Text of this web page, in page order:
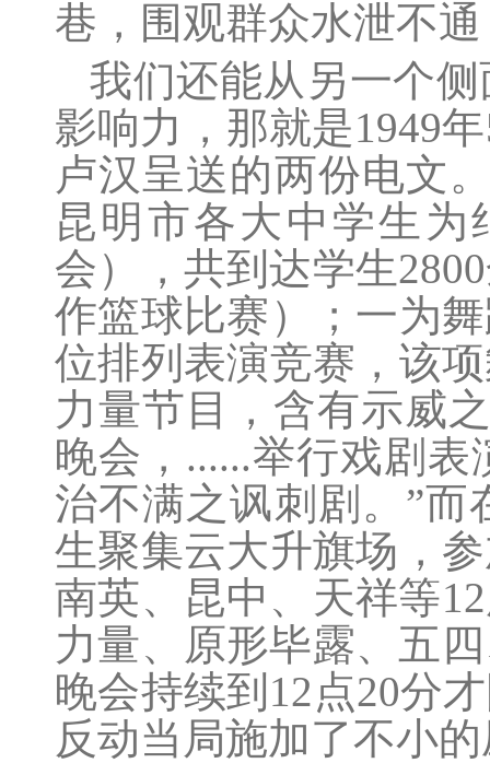
巷，围观群众水泄不
我们还能从另一个
影响力，那就是1949
卢汉呈送的两份电文
昆明市各大中学生
会），共到达学生
作篮球比赛）；一为
位排列表演竞赛，该
力量节目，含有示威
晚会，......举行戏剧
治不满之讽刺剧。”
生聚集云大升旗场，
南英、昆中、天祥等
力量、原形毕露、五
晚会持续到12点20分
反动当局施加了不小